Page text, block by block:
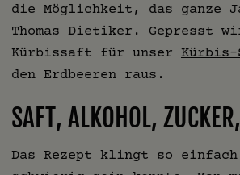
die Möglichkeit, das ganze
Thomas Dietiker. Gepresst
Kürbissaft für unser
den Erdbeeren raus.
SAFT, ALKOHOL,
Das Rezept klingt so